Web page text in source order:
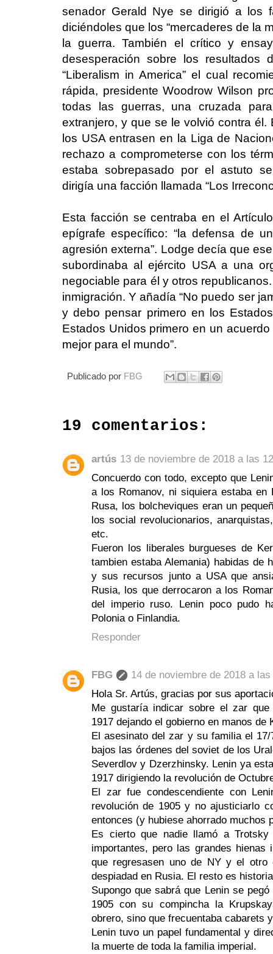
senador Gerald Nye se dirigió a los
diciéndoles que los “mercaderes de la
la guerra. También el crítico y
desesperación sobre los
“Liberalism in America” el cual
rápida, presidente Woodrow Wilson
todas las guerras, una cruzada
extranjero, y que se le volvió contra
los USA entrasen en la Liga de
rechazo a comprometerse con los
estaba sobrepasado por el astuto
dirigía una facción llamada “Los
Esta facción se centraba en el
epígrafe específico: “la defensa de
agresión externa”. Lodge decía que
subordinaba al ejército USA a una
negociable para él y otros
inmigración. Y añadía “No puedo ser
y debo pensar primero en los
Estados Unidos primero en un
mejor para el mundo”.
Publicado por FBG
19 comentarios:
artús 13 de noviembre de 2018 a las
Concuerdo con todo, excepto que
a los Romanov, ni siquiera estaba
Rusa, los bolcheviques eran un
los social revolucionarios,
etc.
Fueron los liberales burgueses de
tambien estaba Alemania) habidas de
y sus recursos junto a USA que
Rusia, los que derrocaron a los
del imperio ruso. Lenin poco pudo
Polonia o Finlandia.
Responder
FBG
14 de noviembre de 2018 a las
Hola Sr. Artús, gracias por sus
Me gustaría indicar sobre el zar
1917 dejando el gobierno en manos de
El asesinato del zar y su familia el
bajos las órdenes del soviet de los
Severdlov y Dzerzhinsky. Lenin ya
1917 dirigiendo la revolución de
El zar fue condescendiente con
revolución de 1905 y no ajusticiarlo
entonces (y hubiese ahorrado muchos
Es cierto que nadie llamó a
importantes, pero las grandes hienas
que regresasen uno de NY y el otro
despiadad en Rusia. El resto es
Supongo que sabrá que Lenin se
1905 con su compincha la
obrero, sino que frecuentaba cabarets
Lenin tuvo un papel fundamental y
la muerte de toda la familia imperial.